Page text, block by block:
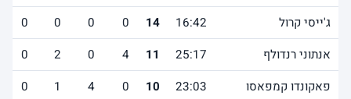
ג'ייסי קרול
16:42
14
0
0
0
0
אנתוני רנדולף
25:17
11
4
0
2
0
פאקונדו קמפאסו
23:03
10
0
4
1
0